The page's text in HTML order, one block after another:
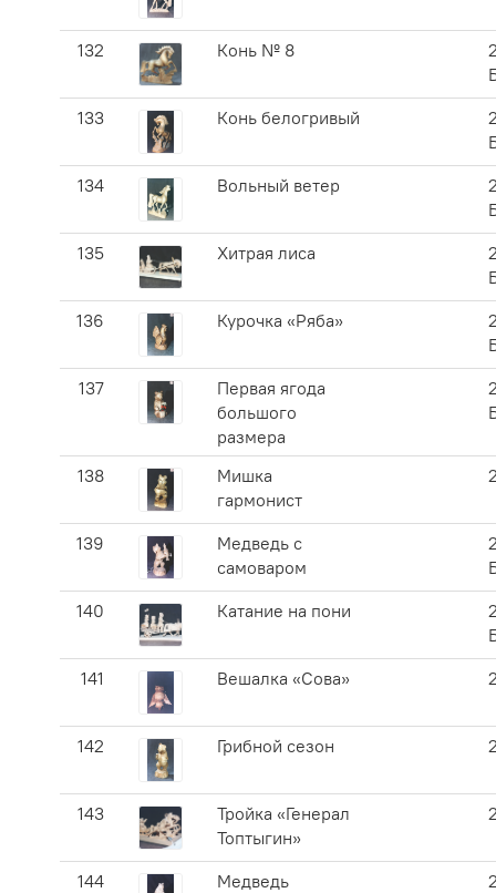
132 Конь № 8
133
Конь белогривый
134
Вольный ветер
135
Хитрая лиса
136
Курочка «Ряба»
137
Первая ягода
большого
размера
138
Мишка
гармонист
139
Медведь с
самоваром
140
Катание на пони
141
Вешалка «Сова»
142 Грибной сезон
143
Тройка «Генерал
Топтыгин»
144
Медведь